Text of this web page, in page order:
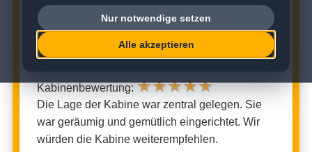
Zielgebiet: Kanaren
MEERBLICKKABINE (KABINENNUMMER: 4243)
Kabinenbewertung: ★★★★★
Die Lage der Kabine war zentral gelegen. Sie
war geräumig und gemütlich eingerichtet. Wir
würden die Kabine weiterempfehlen.
Nur notwendige setzen
Alle akzeptieren